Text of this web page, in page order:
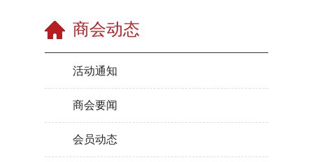
商会动态
活动通知
商会要闻
会员动态